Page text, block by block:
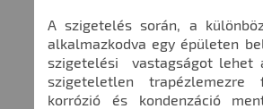
A szigetelés során, a
alkalmazkodva egy épületen
szigetelési vastagságot lehet
szigeteletlen trapézlemezre
korrózió és kondenzáció